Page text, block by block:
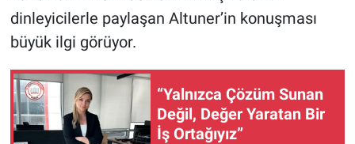
dinleyicilerle paylaşan Altuner’in konuşması
büyük ilgi görüyor.
“Yalnızca Çözüm Sunan
Değil, Değer Yaratan Bir
İş Ortağıyız”